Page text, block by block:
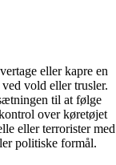
eller kapre en
vold eller trusler.
til at følge
over køretøjet
eller terrorister med
politiske formål.